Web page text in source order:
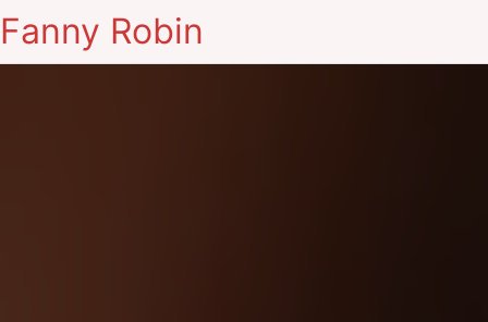
Fanny Robin